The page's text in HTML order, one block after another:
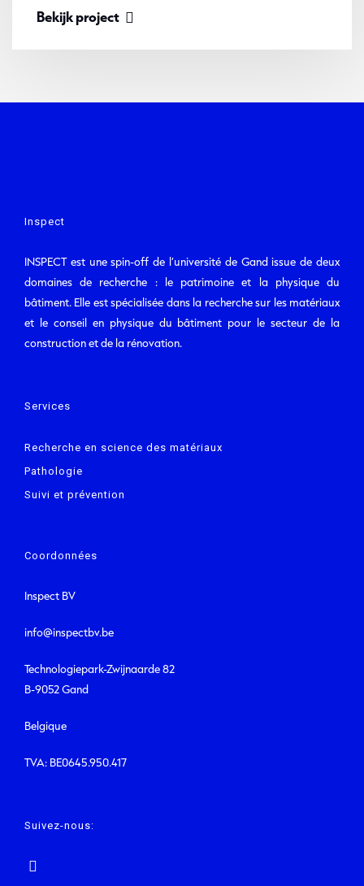
Bekijk project
Inspect
INSPECT est une spin-off de l’université de Gand issue de deux
domaines de recherche : le patrimoine et la physique du
bâtiment. Elle est spécialisée dans la recherche sur les matériaux
et le conseil en physique du bâtiment pour le secteur de la
construction et de la rénovation.
Services
Recherche en science des matériaux
Pathologie
Suivi et prévention
Coordonnées
Inspect BV
info@inspectbv.be
Technologiepark-Zwijnaarde 82
B-9052 Gand
Belgique
TVA: BE0645.950.417
Suivez-nous: